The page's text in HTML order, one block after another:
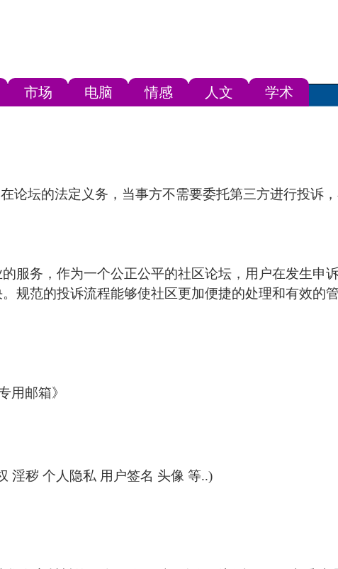
市场 电脑 情感 人文 学术
论坛的法定义务，当事方不需要委托第三方进行投诉
服务，作为一个公正公平的社区论坛，用户在发生申
规范的投诉流程能够使社区更加便捷的处理和有效的
用邮箱》
秽 个人隐私 用户签名 头像 等..)